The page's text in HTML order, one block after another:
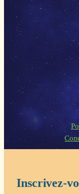
Inscrivez-